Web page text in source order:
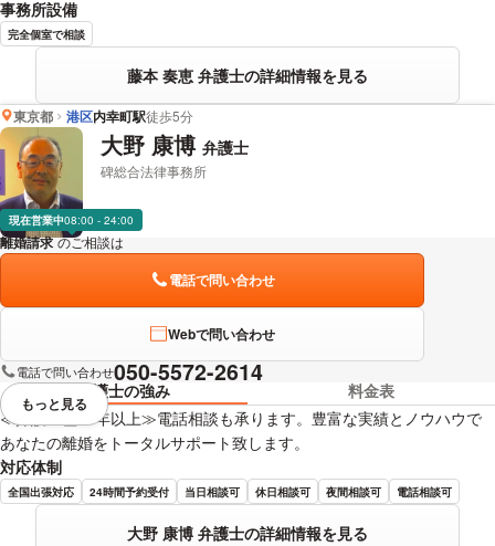
事務所設備
完全個室で相談
藤本 奏恵 弁護士の詳細情報を見る
東京都 港区内幸町駅徒歩5分
大野 康博 弁護士
碑総合法律事務所
現在営業中08:00 - 24:00
離婚請求 のご相談は
電話で問い合わせ
Webで問い合わせ
電話で問い合わせ050-5572-2614
弁護士の強み
料金表
≪弁護士歴20年以上≫電話相談も承ります。豊富な実績とノウハウで
あなたの離婚をトータルサポート致します。
対応体制
全国出張対応 24時間予約受付 当日相談可 休日相談可 夜間相談可 電話相談可
大野 康博 弁護士の詳細情報を見る
視覚的に省略されている要素を
もっと見る